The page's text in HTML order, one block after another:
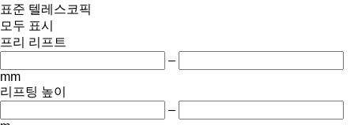
표준 텔레스코픽
모두 표시
프리 리프트
–
mm
리프팅 높이
–